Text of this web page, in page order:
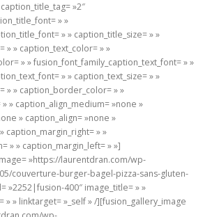
»2″
» »
» » caption_title_size= » »
» » caption_text_color= » »
» » fusion_font_family_caption_text_font= » »
» » caption_text_size= » »
» » caption_border_color= » »
» caption_align_medium= »none »
» caption_align= »none »
caption_margin_right= » »
» » caption_margin_left= » »]
»https://laurentdran.com/wp-
couverture-burger-bagel-pizza-sans-gluten-
»2252|fusion-400″ image_title= » »
» » linktarget= »_self » /][fusion_gallery_image